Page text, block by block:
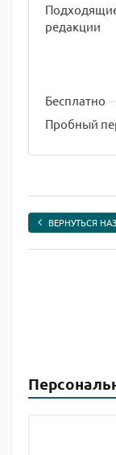
редакции
Бесплатно
Пробный
ВЕРНУТЬСЯ